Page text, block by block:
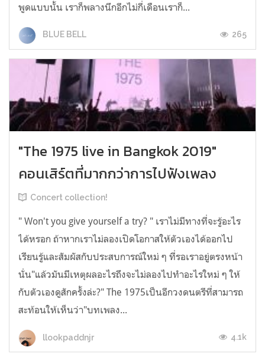
พูดแบบนั้น เราก็พลางนึกอีกไม่กี่เดือนเราก็...
BLUE BELL 265
"The 1975 live in Bangkok 2019"
คอนเสิร์ตที่มากกว่าการไปฟังเพลง
Concert collection!
" Won't you give yourself a try? " เราไม่มีทางที่จะรู้อะไร
ได้หรอก ถ้าหากเราไม่ลองเปิดโอกาสให้ตัวเองได้ออกไป
เรียนรู้และสัมผัสกับประสบการณ์ใหม่ ๆ ที่รอเราอยู่ตรงหน้า
นั่น"แล้วมันมีเหตุผลอะไรถึงจะไม่ลองไปทำอะไรใหม่ ๆ ให้
กับตัวเองดูสักครั้งล่ะ?" The 1975เป็นอีกวงดนตรีที่สามารถ
สะท้อนให้เห็นว่า"บทเพลง...
llookpaddnjr 4.1k